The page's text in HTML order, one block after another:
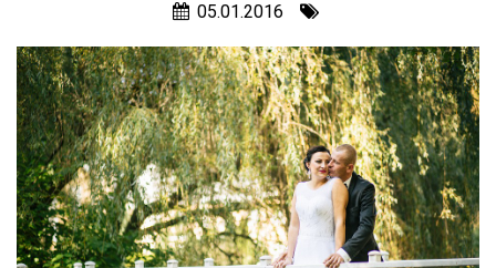
05.01.2016